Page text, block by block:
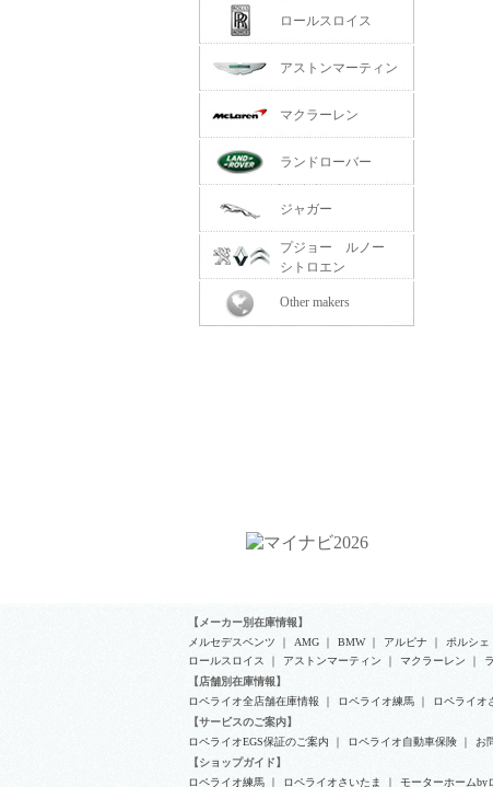
ロールスロイス
アストンマーティン
マクラーレン
ランドローバー
ジャガー
プジョー ルノー
シトロエン
Other makers
【メーカー別在庫情報】
メルセデスベンツ ｜ AMG ｜ BMW｜ アルピナ ｜ ポルシェ
ロールスロイス
｜ アストンマーティン ｜ マクラーレン ｜
【店舗別在庫情報】
ロペライオ全店舗在庫情報 ｜ ロペライオ練馬 ｜ ロペライオ
【サービスのご案内】
ロペライオEGS保証のご案内 ｜ ロペライオ自動車保険 ｜ お
【ショップガイド】
ロペライオ練馬 ｜ ロペライオさいたま ｜ モーターホームby